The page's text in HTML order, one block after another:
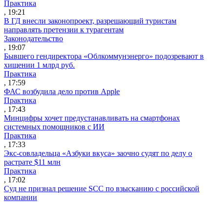
Практика
, 19:21
В ГД внесли законопроект, разрешающий туристам
направлять претензии к турагентам
Законодательство
, 19:07
Бывшего гендиректора «Облкоммунэнерго» подозревают в
хищении 1 млрд руб.
Практика
, 17:59
ФАС возбудила дело против Apple
Практика
, 17:43
Минцифры хочет предустанавливать на смартфонах
системных помощников с ИИ
Практика
, 17:33
Экс-совладельца «Азбуки вкуса» заочно судят по делу о
растрате $11 млн
Практика
, 17:02
Суд не признал решение SCC по взысканию с российской
компании